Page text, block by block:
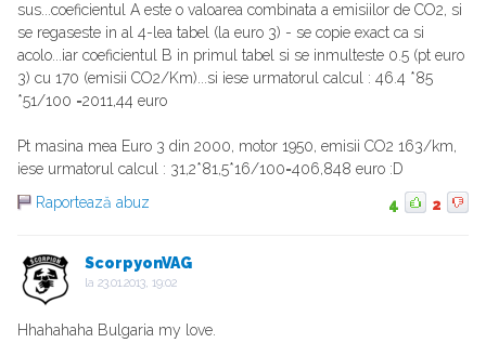
sus...coeficientul A este o valoarea combinata a emisiilor de CO2, si
se regaseste in al 4-lea tabel (la euro 3) - se copie exact ca si
acolo...iar coeficientul B in primul tabel si se inmulteste 0.5 (pt euro
3) cu 170 (emisii CO2/Km)...si iese urmatorul calcul : 46.4 *85
*51/100 =2011,44 euro
Pt masina mea Euro 3 din 2000, motor 1950, emisii CO2 163/km,
iese urmatorul calcul : 31,2*81,5*16/100=406,848 euro :D
Raportează abuz
4 2
ScorpyonVAG
la 23.01.2013, 19:02
Hhahahaha Bulgaria my love.